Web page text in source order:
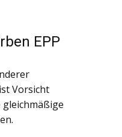
EPP
Vorsicht